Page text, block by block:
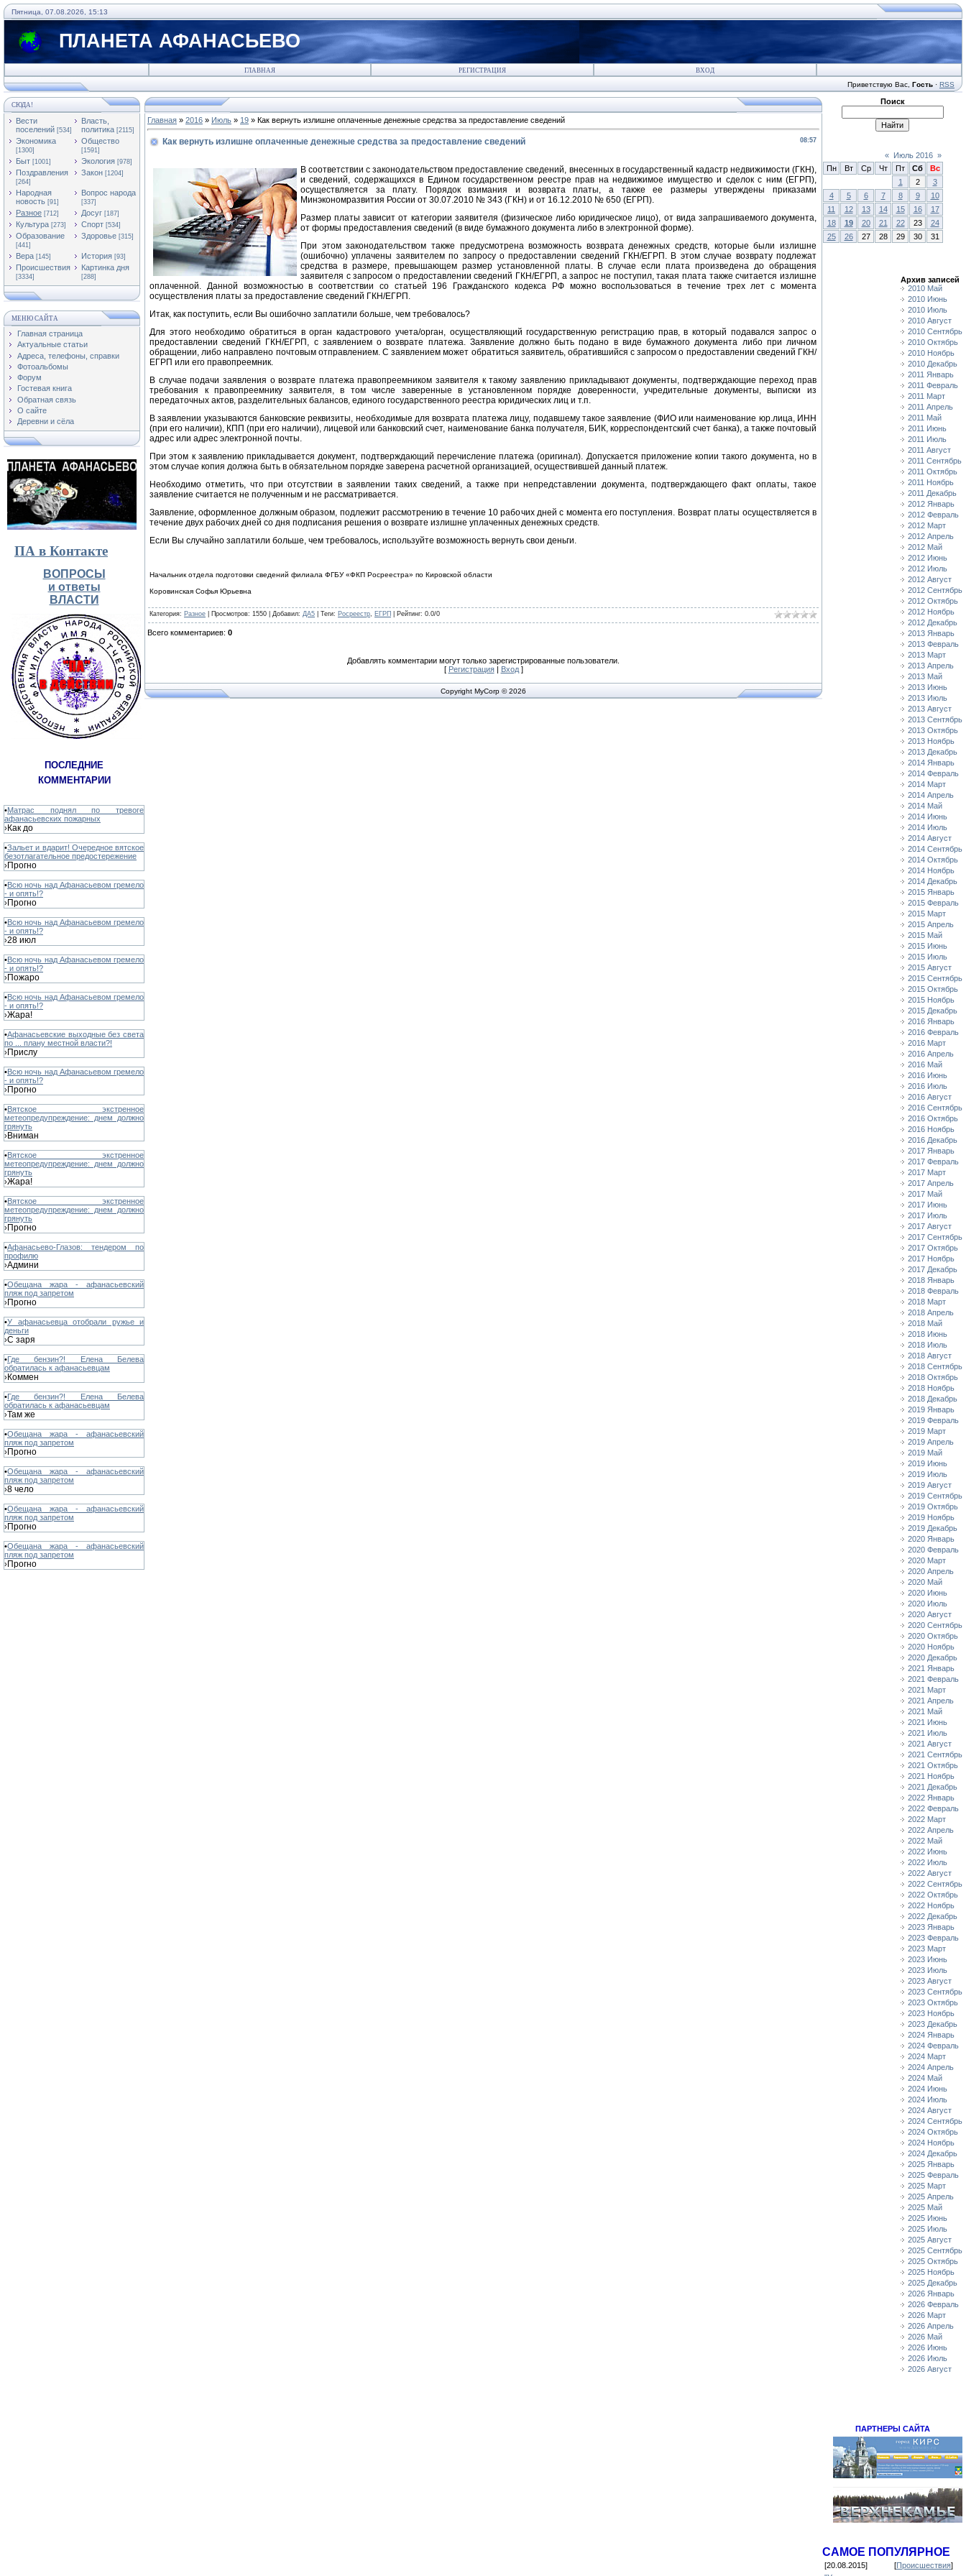
Пятница, 07.08.2026, 15:13
ПЛАНЕТА АФАНАСЬЕВО
ГЛАВНАЯ РЕГИСТРАЦИЯ ВХОД
Приветствую Вас Гость · RSS
СЮДА!
Вести
поселений [534]
Власть,
политика [2115]
Экономика
[1300]
Общество
[1591]
Быт [1001] Экология [978]
Поздравления
[264]
Закон [1204]
Народная
новость [91]
Вопрос народа
[337]
Разное [712] Досуг [187]
Культура [273] Спорт [534]
Образование
[441]
Здоровье [315]
Вера [145] История [93]
Происшествия
[3334]
Картинка дня
[288]
МЕНЮ САЙТА
Главная страница
Актуальные статьи
Адреса, телефоны, справки
Фотоальбомы
Форум
Гостевая книга
Обратная связь
О сайте
Деревни и сёла
ПА в Контакте
ВОПРОСЫ
и ответы
ВЛАСТИ
ПОСЛЕДНИЕ
КОММЕНТАРИИ
•Матрас поднял по тревоге
афанасьевских пожарных
›Как до
•Зальет и вдарит! Очередное вятское
безотлагательное предостережение
›Прогно
•Всю ночь над Афанасьевом гремело
- и опять!?
›Прогно
•Всю ночь над Афанасьевом гремело
- и опять!?
›28 июл
•Всю ночь над Афанасьевом гремело
- и опять!?
›Пожаро
•Всю ночь над Афанасьевом гремело
- и опять!?
›Жара!
•Афанасьевские выходные без света
по ... плану местной власти?!
›Прислу
•Всю ночь над Афанасьевом гремело
- и опять!?
›Прогно
•Вятское экстренное
метеопредупреждение: днем должно
грянуть
›Вниман
•Вятское экстренное
метеопредупреждение: днем должно
грянуть
›Жара!
•Вятское экстренное
метеопредупреждение: днем должно
грянуть
›Прогно
•Афанасьево-Глазов: тендером по
профилю
›Админи
•Обещана жара - афанасьевский
пляж под запретом
›Прогно
•У афанасьевца отобрали ружье и
деньги
›С заря
•Где бензин?! Елена Белева
обратилась к афанасьевцам
›Коммен
•Где бензин?! Елена Белева
обратилась к афанасьевцам
›Там же
•Обещана жара - афанасьевский
пляж под запретом
›Прогно
•Обещана жара - афанасьевский
пляж под запретом
›8 чело
•Обещана жара - афанасьевский
пляж под запретом
›Прогно
•Обещана жара - афанасьевский
пляж под запретом
›Прогно
Главная » 2016 » Июль » 19 » Как вернуть излишне оплаченные денежные средства за предоставление сведений
08:57
Как вернуть излишне оплаченные денежные средства за предоставление сведений
В соответствии с законодательством предоставление сведений, внесенных в государственный кадастр недвижимости (ГКН),
и сведений, содержащихся в Едином государственном реестре прав на недвижимое имущество и сделок с ним (ЕГРП),
осуществляется за плату. Порядок взимания и возврата платы, а также ее размеры утверждены приказами
Минэкономразвития России от 30.07.2010 № 343 (ГКН) и от 16.12.2010 № 650 (ЕГРП).
Размер платы зависит от категории заявителя (физическое либо юридическое лицо), от вида запрашиваемого документа,
от формы предоставления сведений (в виде бумажного документа либо в электронной форме).
При этом законодательством также предусмотрена возможность возврата денежных средств, которые были излишне
(ошибочно) уплачены заявителем по запросу о предоставлении сведений ГКН/ЕГРП. В этом случае возврату подлежат
средства в размере, превышающем размер установленной платы. В случае если плата произведена до обращения
заявителя с запросом о предоставлении сведений ГКН/ЕГРП, а запрос не поступил, такая плата также считается излишне
оплаченной. Данной возможностью в соответствии со статьей 196 Гражданского кодекса РФ можно воспользоваться в течение трех лет с момента
осуществления платы за предоставление сведений ГКН/ЕГРП.
Итак, как поступить, если Вы ошибочно заплатили больше, чем требовалось?
Для этого необходимо обратиться в орган кадастрового учета/орган, осуществляющий государственную регистрацию прав, в который подавался запрос о
предоставлении сведений ГКН/ЕГРП, с заявлением о возврате платежа. Заявление должно быть подано в виде бумажного документа либо при личном
обращении, либо направлено почтовым отправлением. С заявлением может обратиться заявитель, обратившийся с запросом о предоставлении сведений ГКН/
ЕГРП или его правопреемник.
В случае подачи заявления о возврате платежа правопреемником заявителя к такому заявлению прикладывают документы, подтверждающие переход прав
требования к правопреемнику заявителя, в том числе заверенные в установленном порядке доверенности, учредительные документы, выписки из
передаточных актов, разделительных балансов, единого государственного реестра юридических лиц и т.п.
В заявлении указываются банковские реквизиты, необходимые для возврата платежа лицу, подавшему такое заявление (ФИО или наименование юр.лица, ИНН
(при его наличии), КПП (при его наличии), лицевой или банковский счет, наименование банка получателя, БИК, корреспондентский счет банка), а также почтовый
адрес или адрес электронной почты.
При этом к заявлению прикладывается документ, подтверждающий перечисление платежа (оригинал). Допускается приложение копии такого документа, но в
этом случае копия должна быть в обязательном порядке заверена расчетной организацией, осуществившей данный платеж.
Необходимо отметить, что при отсутствии в заявлении таких сведений, а также при непредставлении документа, подтверждающего факт оплаты, такое
заявление считается не полученным и не рассматривается.
Заявление, оформленное должным образом, подлежит рассмотрению в течение 10 рабочих дней с момента его поступления. Возврат платы осуществляется в
течение двух рабочих дней со дня подписания решения о возврате излишне уплаченных денежных средств.
Если Вы случайно заплатили больше, чем требовалось, используйте возможность вернуть свои деньги.
Начальник отдела подготовки сведений филиала ФГБУ «ФКП Росреестра» по Кировской области
Коровинская Софья Юрьевна
Категория: Разное Просмотров: 1550 | Добавил: ДА5 Теги: Росреестр, ЕГРП Рейтинг: 0.0/0
Всего комментариев: 0
Добавлять комментарии могут только зарегистрированные пользователи.
[ Регистрация| Вход]
Copyright MyCorp © 2026
Поиск
« Июль 2016 »
Пн
Вт Ср Чт Пт Сб
Вс
1
2
3
4
5 6 7 8 9
10
11
12 13 14 15 16
17
18
19 20 21 22 23
24
25
26 27 28 29 30 31
Архив записей
2010 Май
2010 Июнь
2010 Июль
2010 Август
2010 Сентябрь
2010 Октябрь
2010 Ноябрь
2010 Декабрь
2011 Январь
2011 Февраль
2011 Март
2011 Апрель
2011 Май
2011 Июнь
2011 Июль
2011 Август
2011 Сентябрь
2011 Октябрь
2011 Ноябрь
2011 Декабрь
2012 Январь
2012 Февраль
2012 Март
2012 Апрель
2012 Май
2012 Июнь
2012 Июль
2012 Август
2012 Сентябрь
2012 Октябрь
2012 Ноябрь
2012 Декабрь
2013 Январь
2013 Февраль
2013 Март
2013 Апрель
2013 Май
2013 Июнь
2013 Июль
2013 Август
2013 Сентябрь
2013 Октябрь
2013 Ноябрь
2013 Декабрь
2014 Январь
2014 Февраль
2014 Март
2014 Апрель
2014 Май
2014 Июнь
2014 Июль
2014 Август
2014 Сентябрь
2014 Октябрь
2014 Ноябрь
2014 Декабрь
2015 Январь
2015 Февраль
2015 Март
2015 Апрель
2015 Май
2015 Июнь
2015 Июль
2015 Август
2015 Сентябрь
2015 Октябрь
2015 Ноябрь
2015 Декабрь
2016 Январь
2016 Февраль
2016 Март
2016 Апрель
2016 Май
2016 Июнь
2016 Июль
2016 Август
2016 Сентябрь
2016 Октябрь
2016 Ноябрь
2016 Декабрь
2017 Январь
2017 Февраль
2017 Март
2017 Апрель
2017 Май
2017 Июнь
2017 Июль
2017 Август
2017 Сентябрь
2017 Октябрь
2017 Ноябрь
2017 Декабрь
2018 Январь
2018 Февраль
2018 Март
2018 Апрель
2018 Май
2018 Июнь
2018 Июль
2018 Август
2018 Сентябрь
2018 Октябрь
2018 Ноябрь
2018 Декабрь
2019 Январь
2019 Февраль
2019 Март
2019 Апрель
2019 Май
2019 Июнь
2019 Июль
2019 Август
2019 Сентябрь
2019 Октябрь
2019 Ноябрь
2019 Декабрь
2020 Январь
2020 Февраль
2020 Март
2020 Апрель
2020 Май
2020 Июнь
2020 Июль
2020 Август
2020 Сентябрь
2020 Октябрь
2020 Ноябрь
2020 Декабрь
2021 Январь
2021 Февраль
2021 Март
2021 Апрель
2021 Май
2021 Июнь
2021 Июль
2021 Август
2021 Сентябрь
2021 Октябрь
2021 Ноябрь
2021 Декабрь
2022 Январь
2022 Февраль
2022 Март
2022 Апрель
2022 Май
2022 Июнь
2022 Июль
2022 Август
2022 Сентябрь
2022 Октябрь
2022 Ноябрь
2022 Декабрь
2023 Январь
2023 Февраль
2023 Март
2023 Июнь
2023 Июль
2023 Август
2023 Сентябрь
2023 Октябрь
2023 Ноябрь
2023 Декабрь
2024 Январь
2024 Февраль
2024 Март
2024 Апрель
2024 Май
2024 Июнь
2024 Июль
2024 Август
2024 Сентябрь
2024 Октябрь
2024 Ноябрь
2024 Декабрь
2025 Январь
2025 Февраль
2025 Март
2025 Апрель
2025 Май
2025 Июнь
2025 Июль
2025 Август
2025 Сентябрь
2025 Октябрь
2025 Ноябрь
2025 Декабрь
2026 Январь
2026 Февраль
2026 Март
2026 Апрель
2026 Май
2026 Июнь
2026 Июль
2026 Август
ПАРТНЕРЫ САЙТА
САМОЕ ПОПУЛЯРНОЕ
[20.08.2015] [Происшествия]